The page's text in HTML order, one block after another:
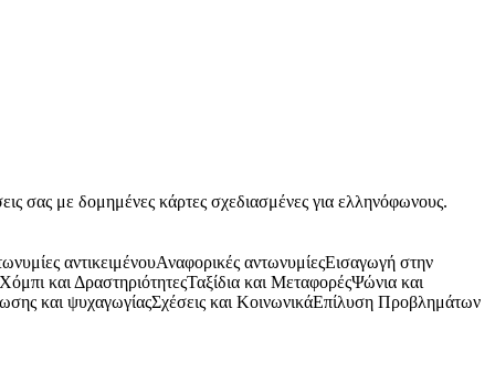
σας με δομημένες κάρτες σχεδιασμένες για ελληνόφωνους.
αντικειμένουΑναφορικές αντωνυμίεςΕισαγωγή στην
Χόμπι και ΔραστηριότητεςΤαξίδια και ΜεταφορέςΨώνια και
και ψυχαγωγίαςΣχέσεις και ΚοινωνικάΕπίλυση Προβλημάτων